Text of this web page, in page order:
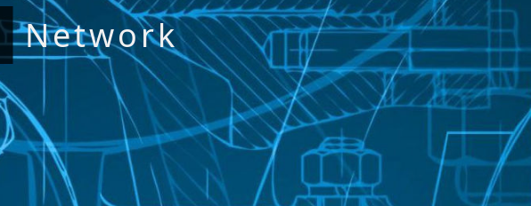
Network